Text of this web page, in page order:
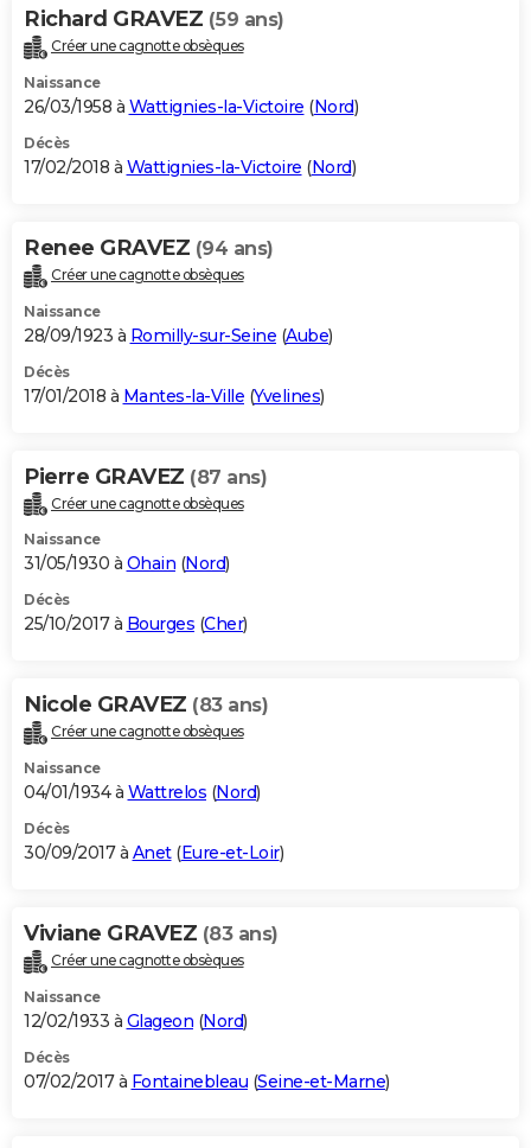
Richard GRAVEZ (59 ans)
Créer une cagnotte obsèques
Naissance
26/03/1958 à Wattignies-la-Victoire (Nord)
Décès
17/02/2018 à Wattignies-la-Victoire (Nord)
Renee GRAVEZ (94 ans)
Créer une cagnotte obsèques
Naissance
28/09/1923 à Romilly-sur-Seine (Aube)
Décès
17/01/2018 à Mantes-la-Ville (Yvelines)
Pierre GRAVEZ (87 ans)
Créer une cagnotte obsèques
Naissance
31/05/1930 à Ohain (Nord)
Décès
25/10/2017 à Bourges (Cher)
Nicole GRAVEZ (83 ans)
Créer une cagnotte obsèques
Naissance
04/01/1934 à Wattrelos (Nord)
Décès
30/09/2017 à Anet(Eure-et-Loir)
Viviane GRAVEZ (83 ans)
Créer une cagnotte obsèques
Naissance
12/02/1933 à Glageon (Nord)
Décès
07/02/2017 à Fontainebleau (Seine-et-Marne)